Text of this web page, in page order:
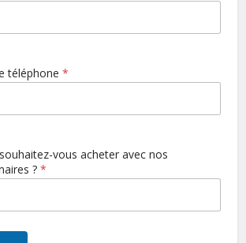
téléphone*
vous acheter avec nos
?*